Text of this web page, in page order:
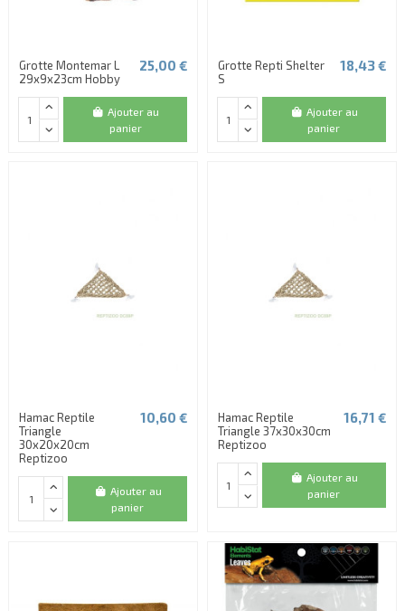
Grotte Montemar L
29x9x23cm Hobby
25,00 €
Ajouter au
panier
Grotte Repti Shelter
S
18,43 €
Ajouter au
panier
Hamac Reptile
Triangle
30x20x20cm
Reptizoo
10,60 €
Ajouter au
panier
Hamac Reptile
Triangle 37x30x30cm
Reptizoo
16,71 €
Ajouter au
panier